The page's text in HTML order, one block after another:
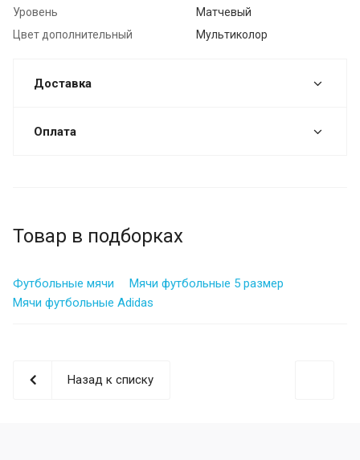
Уровень
Матчевый
Цвет дополнительный
Мультиколор
Доставка
Оплата
Товар в подборках
Футбольные мячи
Мячи футбольные 5 размер
Мячи футбольные Adidas
Назад к списку